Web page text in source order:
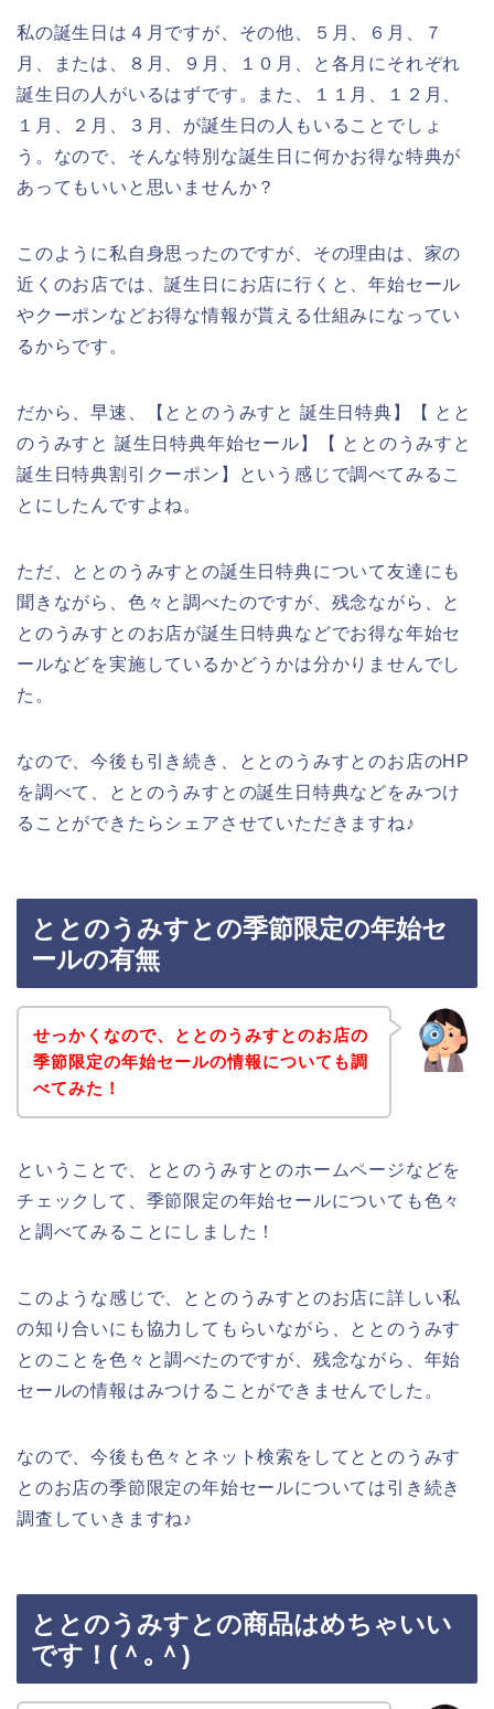
私の誕生日は４月ですが、その他、５月、６月、７
月、または、８月、９月、１０月、と各月にそれぞれ
誕生日の人がいるはずです。また、１１月、１２月、
１月、２月、３月、が誕生日の人もいることでしょ
う。なので、そんな特別な誕生日に何かお得な特典が
あってもいいと思いませんか？
このように私自身思ったのですが、その理由は、家の
近くのお店では、誕生日にお店に行くと、年始セール
やクーポンなどお得な情報が貰える仕組みになってい
るからです。
だから、早速、【ととのうみすと 誕生日特典】【 とと
のうみすと 誕生日特典年始セール】【 ととのうみすと
誕生日特典割引クーポン】という感じで調べてみるこ
とにしたんですよね。
ただ、ととのうみすとの誕生日特典について友達にも
聞きながら、色々と調べたのですが、残念ながら、と
とのうみすとのお店が誕生日特典などでお得な年始セ
ールなどを実施しているかどうかは分かりませんでし
た。
なので、今後も引き続き、ととのうみすとのお店のHP
を調べて、ととのうみすとの誕生日特典などをみつけ
ることができたらシェアさせていただきますね♪
ととのうみすとの季節限定の年始セ
ールの有無
せっかくなので、ととのうみすとのお店の
季節限定の年始セールの情報についても調
べてみた！
ということで、ととのうみすとのホームページなどを
チェックして、季節限定の年始セールについても色々
と調べてみることにしました！
このような感じで、ととのうみすとのお店に詳しい私
の知り合いにも協力してもらいながら、ととのうみす
とのことを色々と調べたのですが、残念ながら、年始
セールの情報はみつけることができませんでした。
なので、今後も色々とネット検索をしてととのうみす
とのお店の季節限定の年始セールについては引き続き
調査していきますね♪
ととのうみすとの商品はめちゃいい
です！(＾｡＾)